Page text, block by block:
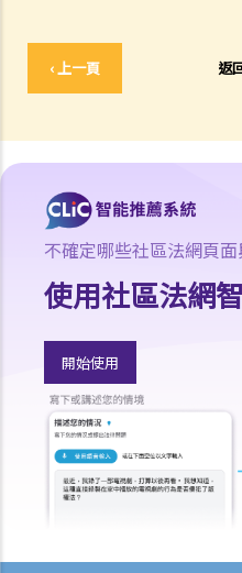
‹ 上一頁 返
5. 抗辯書
8. 委託專家擬備報告的守則
10. 案件管理會議
11. 審訊前的覆核
就人身傷害提出申索，會取得多少
涉及非致命意外的申索
若我因人身傷害提出申索，可否申
法律援助
法律援助輔助計劃
香港律師會大埔火災緊急免費法
切勿尋求索償代理協助處理申索
不確定哪些社區法網頁
使用社區法網
開始使用